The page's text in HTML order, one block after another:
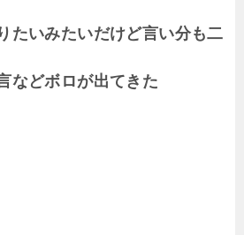
たいみたいだけど言い分も二
などボロが出てきた